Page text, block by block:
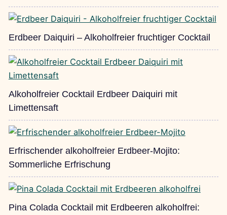
Erdbeer Daiquiri – Alkoholfreier fruchtiger Cocktail
Alkoholfreier Cocktail Erdbeer Daiquiri mit
Limettensaft
Erfrischender alkoholfreier Erdbeer-Mojito:
Sommerliche Erfrischung
Pina Colada Cocktail mit Erdbeeren alkoholfrei: